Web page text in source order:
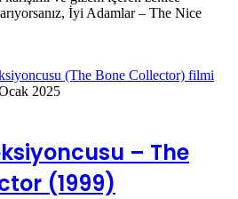
İyi Adamlar – The Nice
2025
– The
(1999)